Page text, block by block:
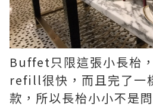
Buffet只限這張小長枱
refill很快，而且完了一
款，所以長枱小小不是